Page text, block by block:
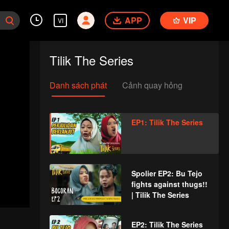
VI APP VIP
Tilik The Series
Danh sách phát Cảnh quay hỏng
EP1: Tilik The Series
Spolier EP2: Bu Tejo
fights against thugs!!
| Tilik The Series
EP2: Tilik The Series